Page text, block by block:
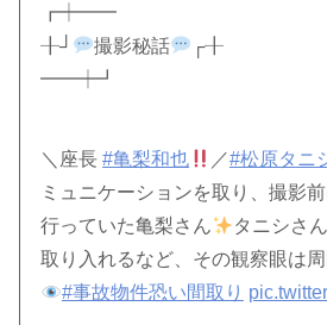
┏┿━━
╂┘
撮影秘話
┌╂
━━┿┛
＼座長#亀梨和也 ／#松原タニ
ミュニケーションを取り、撮影
行っていた亀梨さん
タニシさ
取り入れるなど、その観察眼は
#事故物件恐い間取り